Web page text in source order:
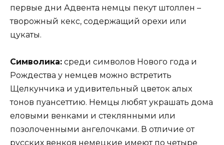
первые дни Адвента немцы пекут штоллен –
творожный кекс, содержащий орехи или
цукаты.
Символика: среди символов Нового года и
Рождества у немцев можно встретить
Щелкунчика и удивительный цветок алых
тонов пуансеттию. Немцы любят украшать дома
еловыми венками и стеклянными или
позолоченными ангелочками. В отличие от
русских венков немецкие имеют по четыре